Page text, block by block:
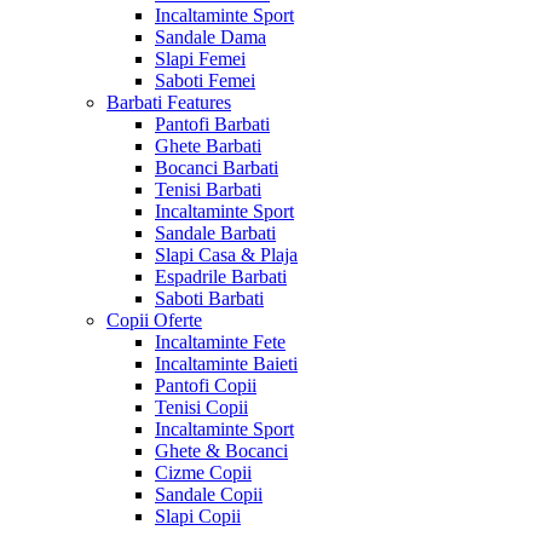
Incaltaminte Sport
Sandale Dama
Slapi Femei
Saboti Femei
Barbati Features
Pantofi Barbati
Ghete Barbati
Bocanci Barbati
Tenisi Barbati
Incaltaminte Sport
Sandale Barbati
Slapi Casa & Plaja
Espadrile Barbati
Saboti Barbati
Copii Oferte
Incaltaminte Fete
Incaltaminte Baieti
Pantofi Copii
Tenisi Copii
Incaltaminte Sport
Ghete & Bocanci
Cizme Copii
Sandale Copii
Slapi Copii